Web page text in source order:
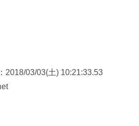
：2018/03/03(土) 10:21:33.53